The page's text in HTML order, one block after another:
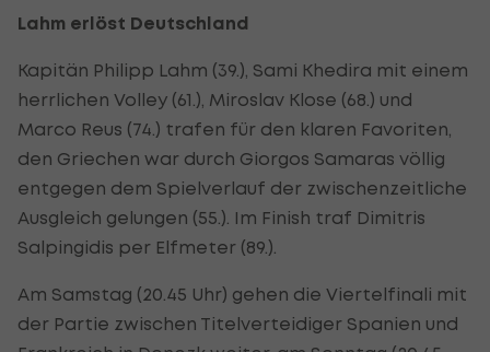
Lahm erlöst Deutschland
Kapitän Philipp Lahm (39.), Sami Khedira mit einem
herrlichen Volley (61.), Miroslav Klose (68.) und
Marco Reus (74.) trafen für den klaren Favoriten,
den Griechen war durch Giorgos Samaras völlig
entgegen dem Spielverlauf der zwischenzeitliche
Ausgleich gelungen (55.). Im Finish traf Dimitris
Salpingidis per Elfmeter (89.).
Am Samstag (20.45 Uhr) gehen die Viertelfinali mit
der Partie zwischen Titelverteidiger Spanien und